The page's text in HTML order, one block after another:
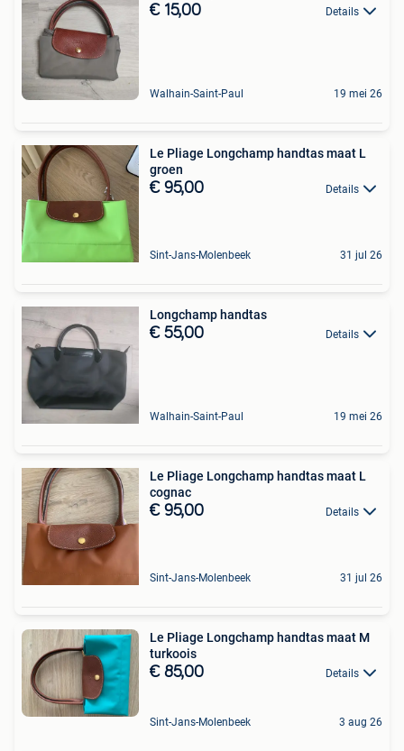
€ 15,00 Details
Walhain-Saint-Paul 19 mei 26
Le Pliage Longchamp handtas maat L
groen
€ 95,00 Details
Sint-Jans-Molenbeek 31 jul 26
Longchamp handtas
€ 55,00 Details
Walhain-Saint-Paul 19 mei 26
Le Pliage Longchamp handtas maat L
cognac
€ 95,00 Details
Sint-Jans-Molenbeek 31 jul 26
Le Pliage Longchamp handtas maat M
turkoois
€ 85,00 Details
Sint-Jans-Molenbeek 3 aug 26